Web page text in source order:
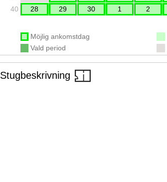
40
28 29 30 1 2
Möjlig ankomstdag
Vald period
Stugbeskrivning